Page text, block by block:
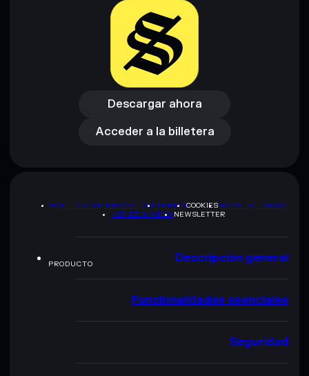
Descargar ahora
Descargar ahora
Acceder a la billetera
Acceder a la billetera
POLÍTICA DE PRIVACIDADTERMSCOOKIESMAPA DEL SITIO
KIT DE MARCA NEWSLETTER
PRODUCTO Descripción general
Funcionalidades esenciales
Seguridad